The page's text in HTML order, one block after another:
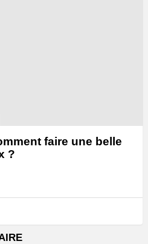
faire une belle
?